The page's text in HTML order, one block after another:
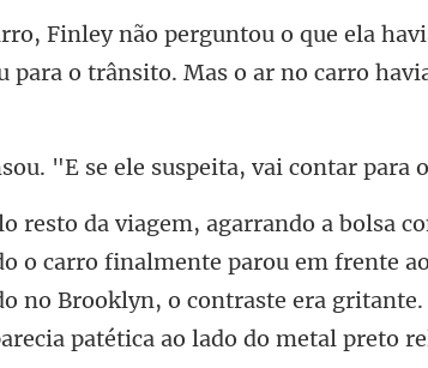
la
para o trânsi
sou. "E se ele suspeita,
carro finalmente parou em frente
no Brooklyn, o contraste e